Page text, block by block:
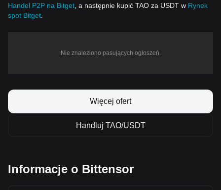
Handel P2P na Bitget , a następnie kupić TAO za USDT w Rynek
spot Bitget
Nie znaleziono pasujących ogłoszeń.
Więcej ofert
Handluj TAO/USDT
Informacje o Bittensor